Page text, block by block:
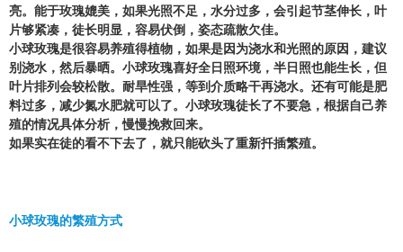
亮。能于玫瑰媲美，如果光照不足，水分过多，会引起节茎伸长，叶
片够紧凑，徒长明显，容易伏倒，姿态疏散欠佳。
小球玫瑰是很容易养殖得植物，如果是因为浇水和光照的原因，建议
别浇水，然后暴晒。小球玫瑰喜好全日照环境，半日照也能生长，但
叶片排列会较松散。耐旱性强，等到介质略干再浇水。还有可能是肥
料过多，减少氮水肥就可以了。小球玫瑰徒长了不要急，根据自己养
殖的情况具体分析，慢慢挽救回来。
如果实在徒的看不下去了，就只能砍头了重新扦插繁殖。
小球玫瑰的繁殖方式